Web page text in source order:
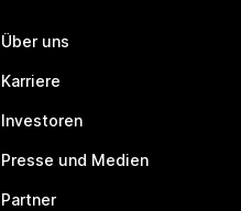
Über uns
Karriere
Investoren
Presse und Medien
Partner